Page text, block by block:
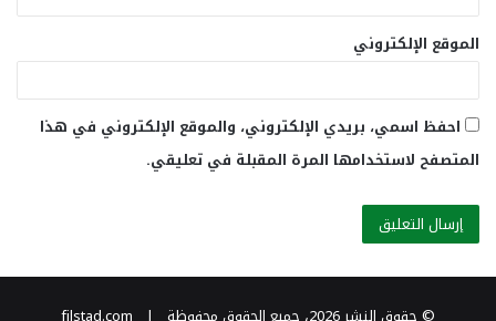
الموقع الإلكتروني
احفظ اسمي، بريدي الإلكتروني، والموقع الإلكتروني في هذا
المتصفح لاستخدامها المرة المقبلة في تعليقي.